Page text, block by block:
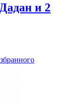
и 2